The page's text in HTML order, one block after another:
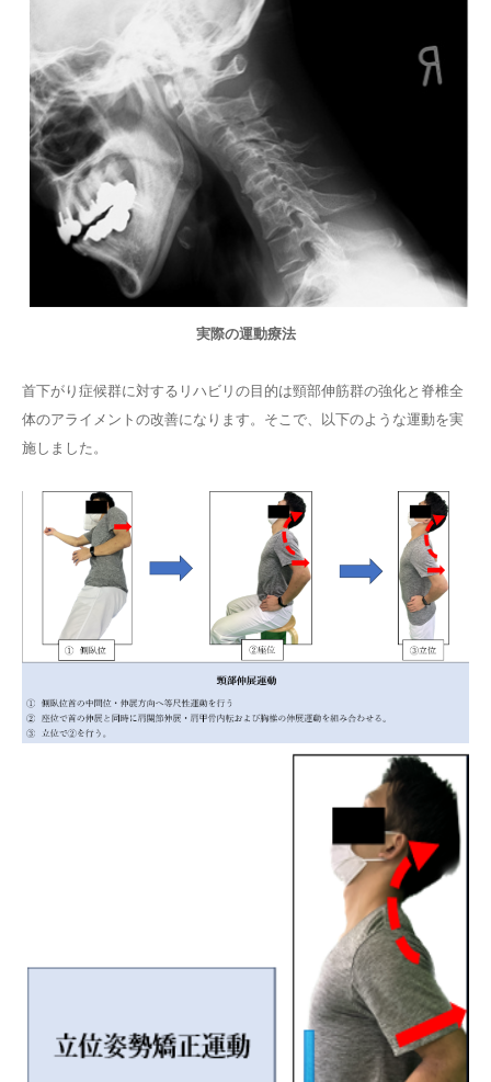
実際の運動療法
首下がり症候群に対するリハビリの目的は頸部伸筋群の強化と脊椎全
体のアライメントの改善になります。そこで、以下のような運動を実
施しました。